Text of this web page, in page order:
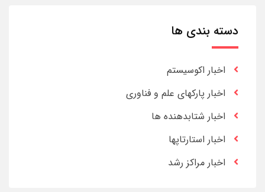
دسته بندی ها
اخبار اکوسیستم
اخبار پارکهای علم و فناوری
اخبار شتابدهنده ها
اخبار استارتاپها
اخبار مراکز رشد